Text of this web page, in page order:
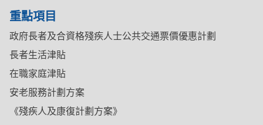
重點項目
政府長者及合資格殘疾人士公共交通票價優惠計劃
長者生活津貼
在職家庭津貼
安老服務計劃方案
《殘疾人及康復計劃方案》